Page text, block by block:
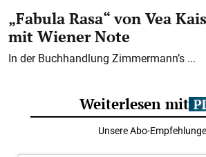
„Fabula Rasa“ von Vea
mit Wiener Note
In der Buchhandlung Zimmermann’s ...